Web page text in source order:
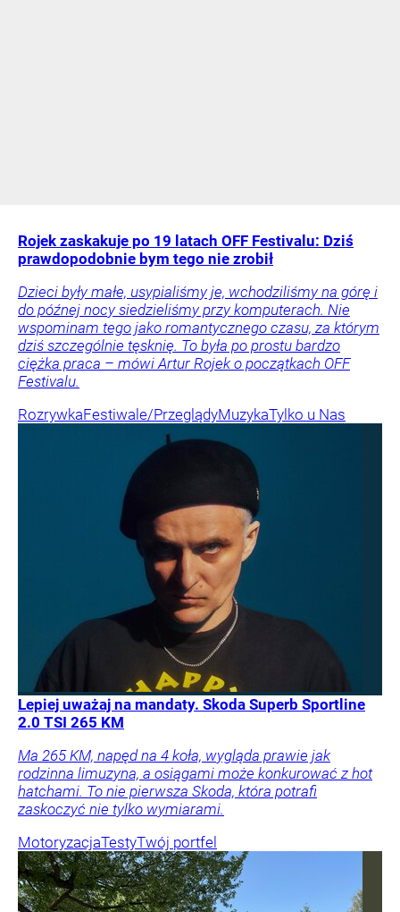
Rojek zaskakuje po 19 latach OFF Festivalu: Dziś
prawdopodobnie bym tego nie zrobił
Dzieci były małe, usypialiśmy je, wchodziliśmy na górę i
do późnej nocy siedzieliśmy przy komputerach. Nie
wspominam tego jako romantycznego czasu, za którym
dziś szczególnie tęsknię. To była po prostu bardzo
ciężka praca – mówi Artur Rojek o początkach OFF
Festivalu.
RozrywkaFestiwale/PrzeglądyMuzykaTylko u Nas
Lepiej uważaj na mandaty. Skoda Superb Sportline
2.0 TSI 265 KM
Ma 265 KM, napęd na 4 koła, wygląda prawie jak
rodzinna limuzyna, a osiągami może konkurować z hot
hatchami. To nie pierwsza Skoda, która potrafi
zaskoczyć nie tylko wymiarami.
MotoryzacjaTestyTwój portfel